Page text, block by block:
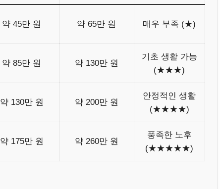
약 45만 원 약 65만 원 매우 부족 (★)
약 85만 원 약 130만 원
기초 생활 가능
(★★★)
약 130만 원 약 200만 원
안정적인 생활
(★★★★)
약 175만 원 약 260만 원
풍족한 노후
(★★★★★)